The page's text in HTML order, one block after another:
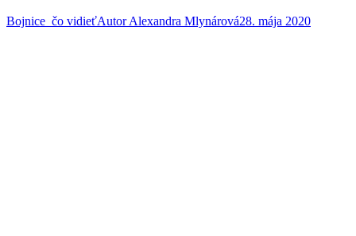
Bojnice_čo vidieťAutorAlexandra Mlynárová28. mája 2020